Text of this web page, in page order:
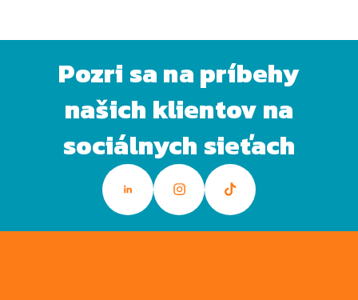
Pozri sa na príbehy
našich klientov na
sociálnych sieťach